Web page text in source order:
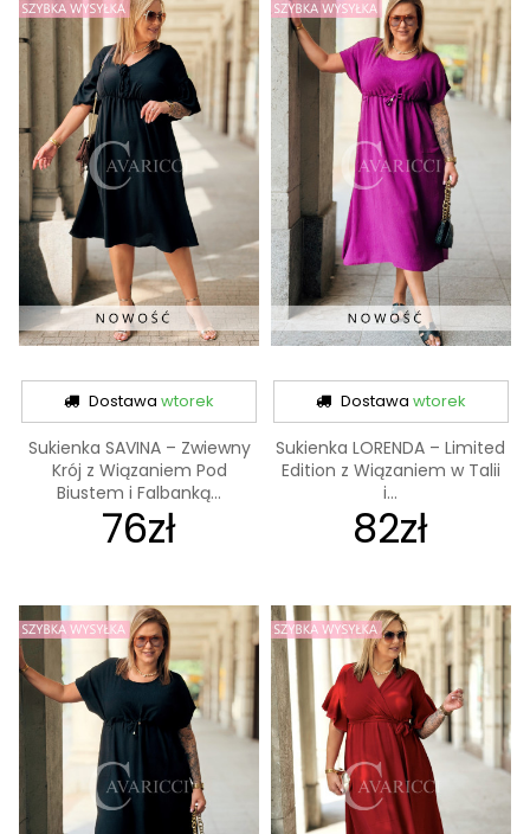
Dostawawtorek
Sukienka SAVINA – Zwiewny
Krój z Wiązaniem Pod
Biustem i Falbanką...
76zł
Dostawa wtorek
Sukienka LORENDA – Limited
Edition z Wiązaniem w Talii
i...
82zł